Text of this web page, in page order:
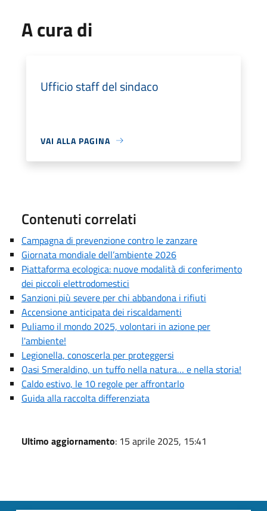
A cura di
Ufficio staff del sindaco
VAI ALLA PAGINA
Contenuti correlati
Campagna di prevenzione contro le zanzare
Giornata mondiale dell’ambiente 2026
Piattaforma ecologica: nuove modalità di conferimento
dei piccoli elettrodomestici
Sanzioni più severe per chi abbandona i rifiuti
Accensione anticipata dei riscaldamenti
Puliamo il mondo 2025, volontari in azione per
l'ambiente!
Legionella, conoscerla per proteggersi
Oasi Smeraldino, un tuffo nella natura… e nella storia!
Caldo estivo, le 10 regole per affrontarlo
Guida alla raccolta differenziata
Ultimo aggiornamento: 15 aprile 2025, 15:41